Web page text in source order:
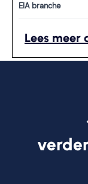
EIA branche
Lees meer